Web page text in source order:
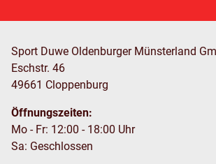
Sport Duwe Oldenburger Münsterland
Eschstr. 46
49661 Cloppenburg
Öffnungszeiten:
Mo - Fr: 12:00 - 18:00 Uhr
Sa: Geschlossen